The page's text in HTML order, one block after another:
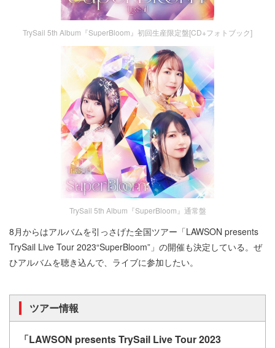
TrySail 5th Album『SuperBloom』初回生産限定盤[CD+フォトブック]
TrySail 5th Album『SuperBloom』通常盤
8月からはアルバムを引っさげた全国ツアー「LAWSON presents
TrySail Live Tour 2023“SuperBloom”」の開催も決定している。ぜ
ひアルバムを聴き込んで、ライブに参加したい。
ツアー情報
「LAWSON presents TrySail Live Tour 2023